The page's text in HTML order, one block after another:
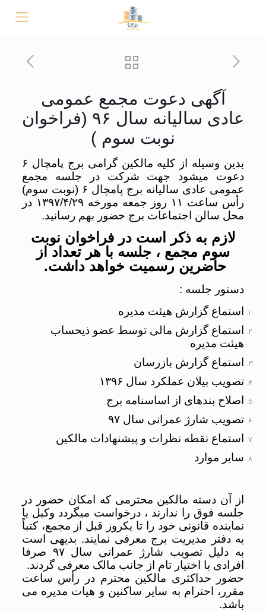
آگهی دعوت مجمع عمومی
عادی سالیانه سال ۹۶ (فراخوان
نوبت سوم )
بدین وسیله از کلیه مالکین گرامی برج پامچال ۶
دعوت میشود جهت شرکت در جلسه مجمع
عمومی عادی سالیانه برج پامچال ۶ (نوبت سوم)
رأس ساعت ۱۱ روز جمعه مورخه ۱۳۹۷/۴/۲۹ در
محل سالن اجتماعات برج حضور بهم رسانید.
لازم به ذکر است در فراخوان نوبت
سوم مجمع ، جلسه با هر تعداد از
حاضرین رسمیت خواهد داشت.
دستور جلسه :
استماع گزارش هیئت مدیره
استماع گزارش مالی توسط عضو ذیحساب
هیئت مدیره
استماع گزارش بازرسان
تصویب بیلان عملکرد سال ۱۳۹۶
اصلاح بندهای از اساسنامه برج
تصویب شارژ عمرانی سال ۹۷
استماع نقطه نظرات و پیشنهادات مالکین
سایر موارد
از آن دسته مالکین محترمی که امکان حضور در
جلسه فوق را ندارند ، درخواست میگردد وکیل یا
نماینده قانونی خود را تا یکروز قبل از مجمع، کتباً
به دفتر مدیریت برج معرفی نمایند. بدیهی است
به دلیل تصویب شارژ عمرانی سال ۹۷ صرفا
افرادی با اختیار تام از جانب مالک معرفی گردند.
حضور حداکثری مالکین محترم در رأس ساعت
مقرر، احترام به سایر ساکنین و هیات مدیره می
باشد.